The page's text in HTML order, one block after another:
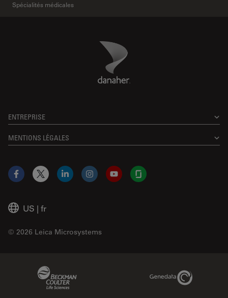
Spécialités médicales
Danaher Logo
ENTREPRISE
MENTIONS LÉGALES
US | fr
© 2026 Leica Microsystems
Facebook
X LinkedInInstagramYouTubeGlassdoor
Genedata Link